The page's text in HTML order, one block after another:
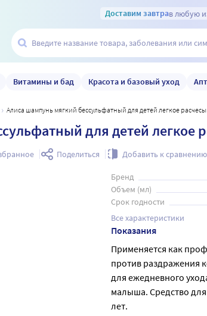
Доставим завтрав любую
Витамины и бад Красота и базовый уход
Алиса шампунь мягкий бессульфатный для детей легкое
для детей легкое
Поделиться Добавить к сравнению
Бренд
Объем (мл)
Срок годности
Все характеристики
Показания
Применяется как
против раздражения
для ежедневного
малыша. Средство
лет.